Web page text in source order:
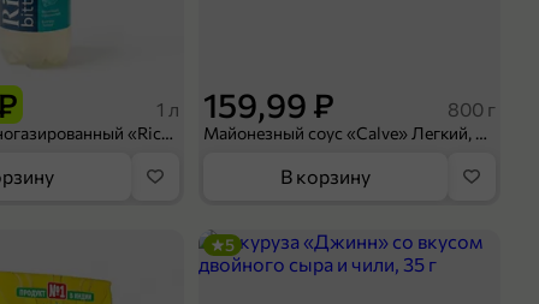
1 л
Напиток сильногазированный «Rich» Биттер Лемон, 1 л
159,99 ₽ 800 г
Майонезный соус «Calve» Легкий, 800 г
В корзину
5